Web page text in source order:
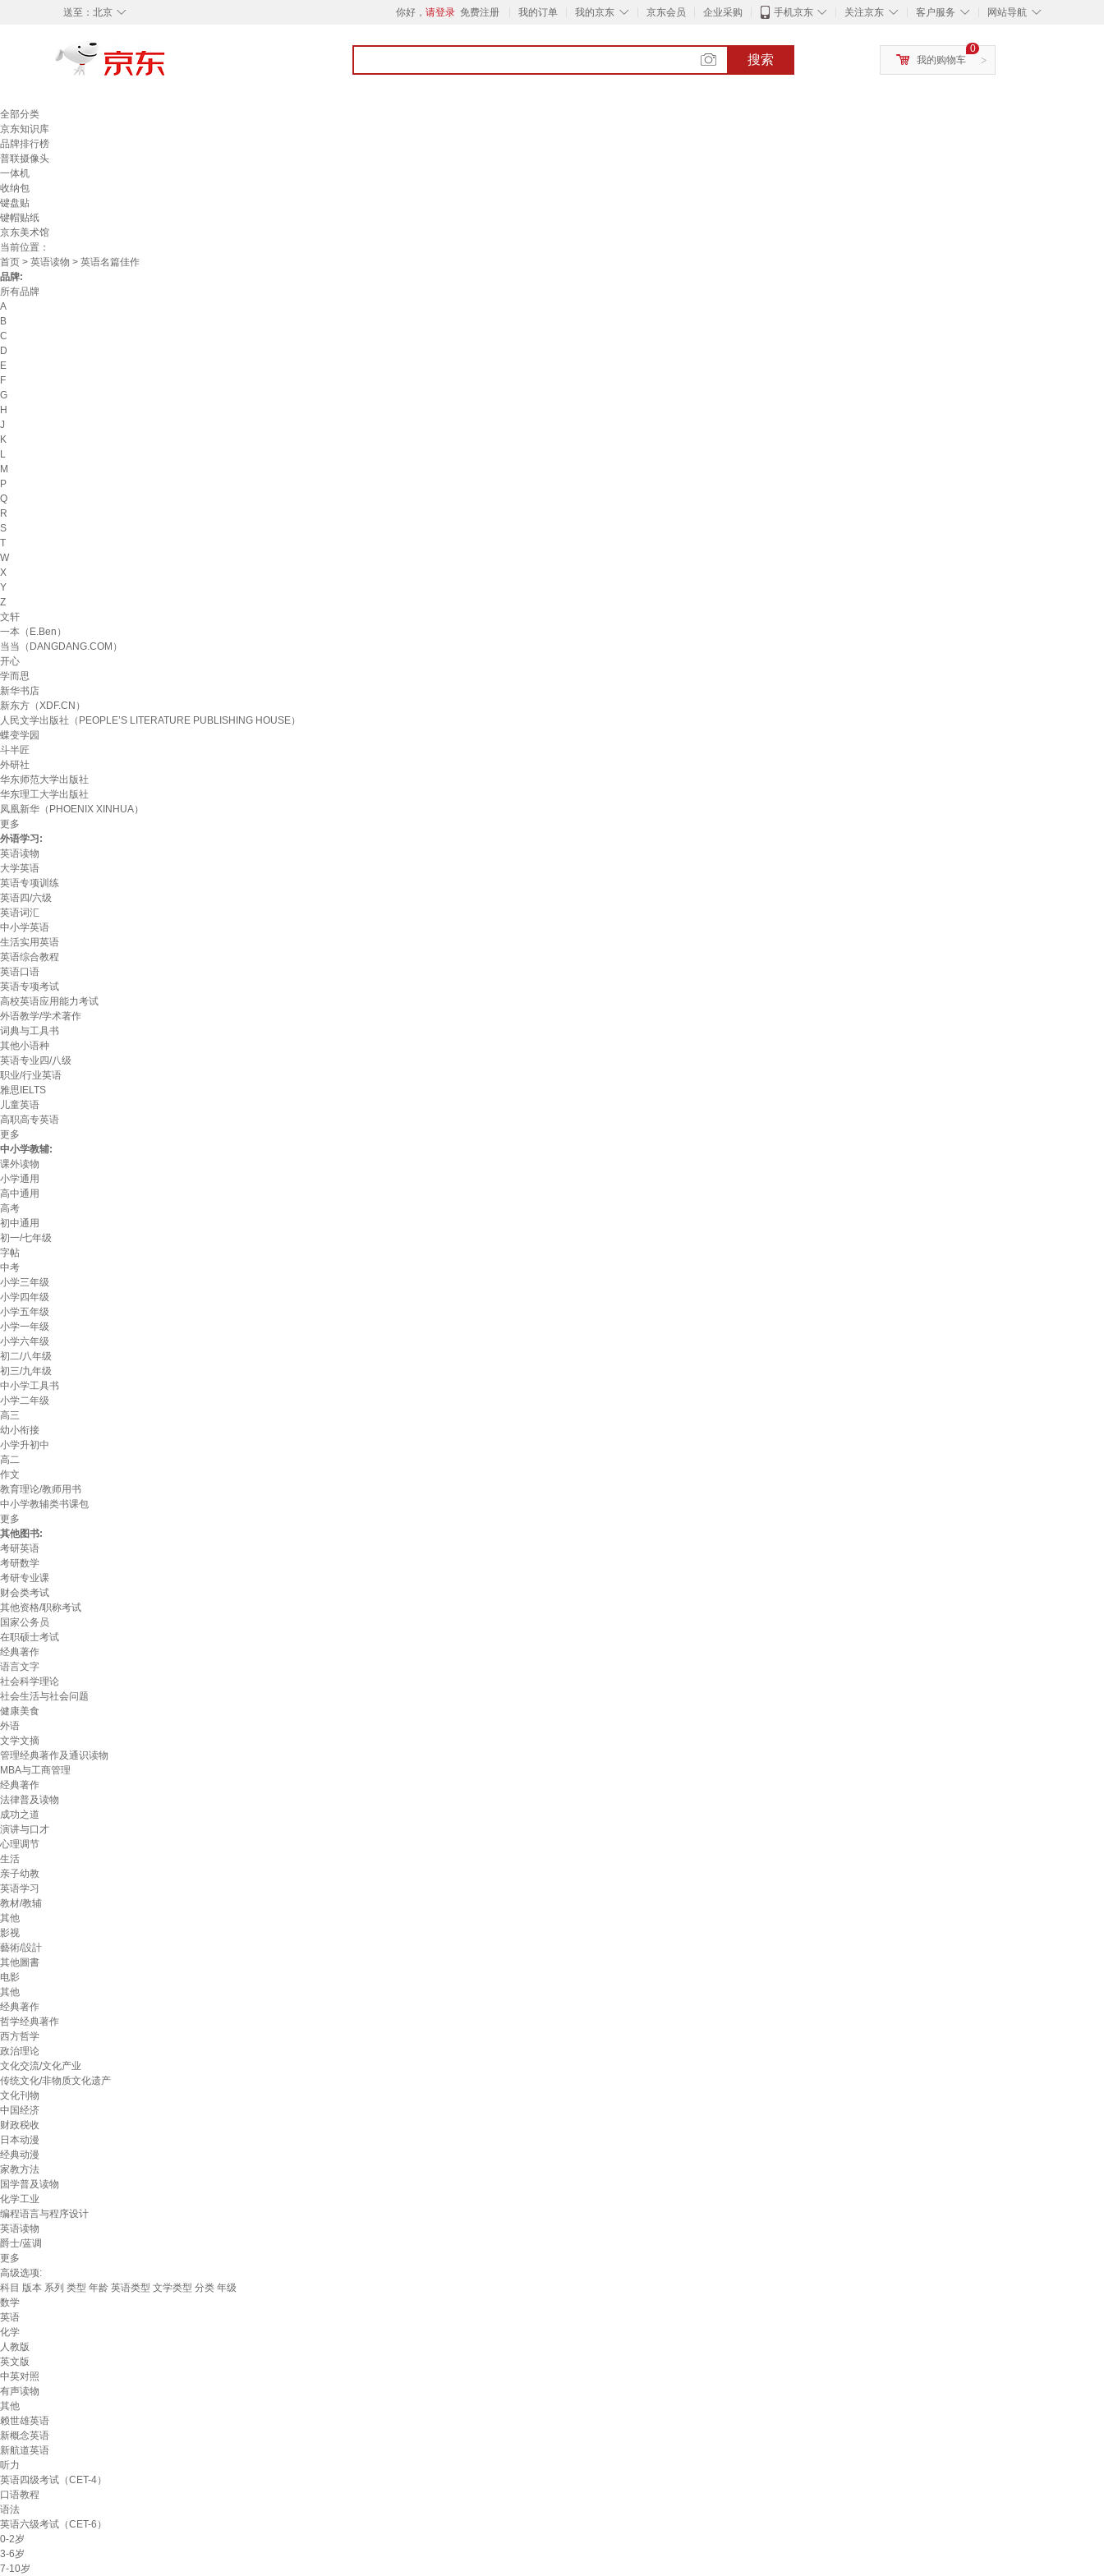
◇
送至： 北京 你好， 请登录 免费注册 我的订单 ◇
我的京东 京东会员 企业采购 ◇
手机京东 ◇
关注京东 ◇
客户服务 ◇
网站导航
搜索 >
0
我的购物车
全部分类
京东知识库
品牌排行榜
普联摄像头
一体机
收纳包
键盘贴
键帽贴纸
京东美术馆
当前位置：
首页 > 英语读物 > 英语名篇佳作
品牌:
所有品牌
A
B
C
D
E
F
G
H
J
K
L
M
P
Q
R
S
T
W
X
Y
Z
文轩
一本（E.Ben）
当当（DANGDANG.COM）
开心
学而思
新华书店
新东方（XDF.CN）
人民文学出版社（PEOPLE’S LITERATURE PUBLISHING HOUSE）
蝶变学园
斗半匠
外研社
华东师范大学出版社
华东理工大学出版社
凤凰新华（PHOENIX XINHUA）
更多
外语学习:
英语读物
大学英语
英语专项训练
英语四/六级
英语词汇
中小学英语
生活实用英语
英语综合教程
英语口语
英语专项考试
高校英语应用能力考试
外语教学/学术著作
词典与工具书
其他小语种
英语专业四/八级
职业/行业英语
雅思IELTS
儿童英语
高职高专英语
更多
中小学教辅:
课外读物
小学通用
高中通用
高考
初中通用
初一/七年级
字帖
中考
小学三年级
小学四年级
小学五年级
小学一年级
小学六年级
初二/八年级
初三/九年级
中小学工具书
小学二年级
高三
幼小衔接
小学升初中
高二
作文
教育理论/教师用书
中小学教辅类书课包
更多
其他图书:
考研英语
考研数学
考研专业课
财会类考试
其他资格/职称考试
国家公务员
在职硕士考试
经典著作
语言文字
社会科学理论
社会生活与社会问题
健康美食
外语
文学文摘
管理经典著作及通识读物
MBA与工商管理
经典著作
法律普及读物
成功之道
演讲与口才
心理调节
生活
亲子幼教
英语学习
教材/教辅
其他
影视
藝術/設計
其他圖書
电影
其他
经典著作
哲学经典著作
西方哲学
政治理论
文化交流/文化产业
传统文化/非物质文化遗产
文化刊物
中国经济
财政税收
日本动漫
经典动漫
家教方法
国学普及读物
化学工业
编程语言与程序设计
英语读物
爵士/蓝调
更多
高级选项:
科目 版本 系列 类型 年龄 英语类型 文学类型 分类 年级
数学
英语
化学
人教版
英文版
中英对照
有声读物
其他
赖世雄英语
新概念英语
新航道英语
听力
英语四级考试（CET-4）
口语教程
语法
英语六级考试（CET-6）
0-2岁
3-6岁
7-10岁